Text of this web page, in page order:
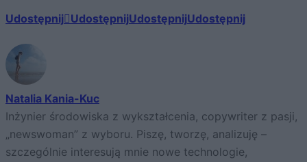
Udostępnij UdostępnijUdostępnijUdostępnij
Natalia Kania-Kuc
Inżynier środowiska z wykształcenia, copywriter z pasji,
„newswoman” z wyboru. Piszę, tworzę, analizuję –
szczególnie interesują mnie nowe technologie,